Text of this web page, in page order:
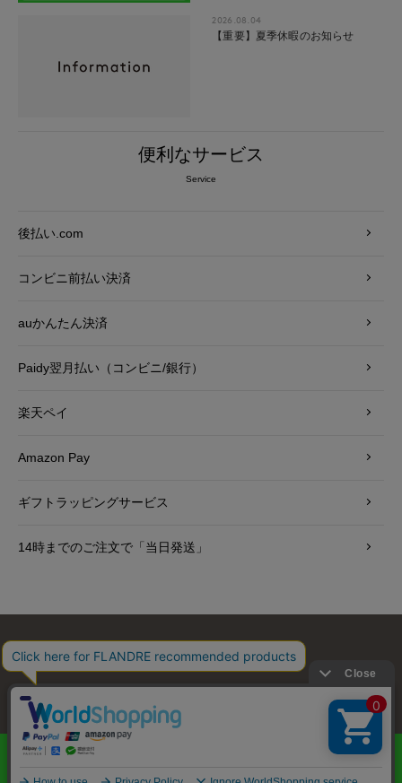
2026.08.04
【重要】夏季休暇のお知らせ
便利なサービス
Service
後払い.com
コンビニ前払い決済
auかんたん決済
Paidy翌月払い（コンビニ/銀行）
楽天ペイ
Amazon Pay
ギフトラッピングサービス
14時までのご注文で「当日発送」
お問い合わせ 利用規約 プライバシーポリシー
特定商取引・古物営業法に基づく表示